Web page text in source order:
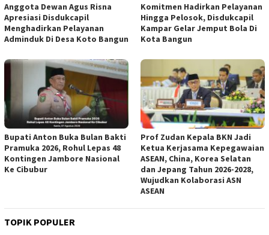
Anggota Dewan Agus Risna
Apresiasi Disdukcapil
Menghadirkan Pelayanan
Adminduk Di Desa Koto Bangun
Komitmen Hadirkan Pelayanan
Hingga Pelosok, Disdukcapil
Kampar Gelar Jemput Bola Di
Kota Bangun
Bupati Anton Buka Bulan Bakti
Pramuka 2026, Rohul Lepas 48
Kontingen Jambore Nasional
Ke Cibubur
Prof Zudan Kepala BKN Jadi
Ketua Kerjasama Kepegawaian
ASEAN, China, Korea Selatan
dan Jepang Tahun 2026-2028,
Wujudkan Kolaborasi ASN
ASEAN
TOPIK POPULER